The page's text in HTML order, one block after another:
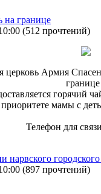
границе
(512 прочтений)
церковь Армия
горячий
мамы с
Телефон для
нарвского
(897 прочтений)